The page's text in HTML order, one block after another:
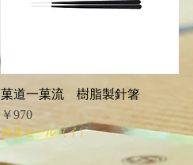
クイックビュー
菓道一菓流 樹脂製針箸
価格
￥970
道具セール（イ）